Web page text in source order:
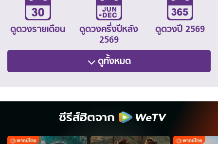
ดูดวงรายเดือน
ดูดวงครึ่งปีหลัง
2569
ดูดวงปี 2569
ดูทั้งหมด
ซีรีส์ฮิตจาก